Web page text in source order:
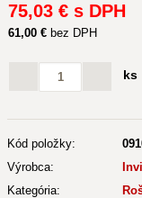
75,03 € s DPH
61,00 € bez DPH
ks
Kód položky:
Výrobca:
Kategória: